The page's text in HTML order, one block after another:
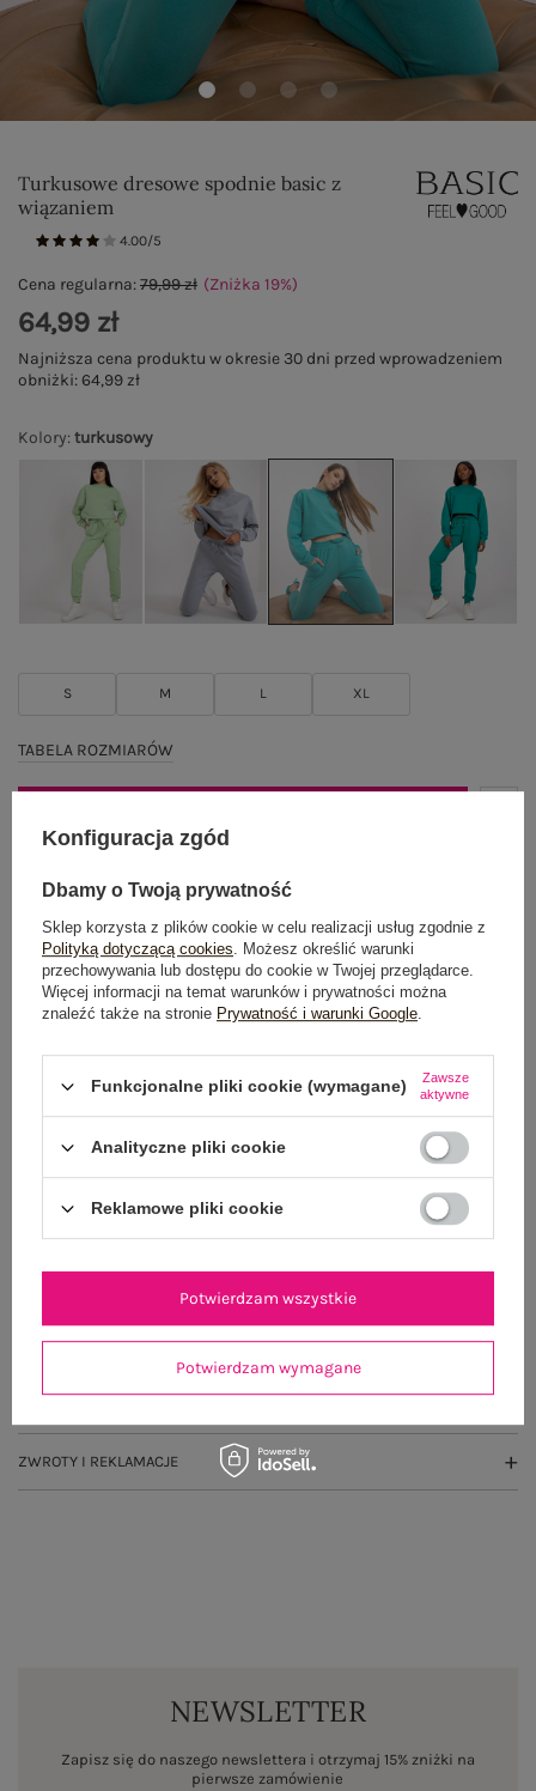
Turkusowe dresowe spodnie basic z
wiązaniem
4.00/5
Kolory:turkusowy
S M L XL
TABELA ROZMIARÓW
Cena regularna:79,99 zł (Zniżka 19%)
64,99 zł
Najniższa cena produktu w okresie 30 dni przed wprowadzeniem
obniżki:64,99 zł
Dostawa od 7,99 zł
Wysyłka wponiedziałek
OPIS PRODUKTU
OPINIE O PRODUKCIE (2)
ZWROTY I REKLAMACJE
NEWSLETTER
Zapisz się do naszego newslettera i otrzymaj 15% zniżki na
pierwsze zamówienie
Konfiguracja zgód
Dbamy o Twoją prywatność
Sklep korzysta z plików cookie w celu realizacji usług zgodnie z
Polityką dotyczącą cookies. Możesz określić warunki
przechowywania lub dostępu do cookie w Twojej przeglądarce.
Więcej informacji na temat warunków i prywatności można
znaleźć także na stronie Prywatność i warunki Google.
Funkcjonalne pliki cookie (wymagane)
Zawsze
aktywne
Analityczne pliki cookie
Reklamowe pliki cookie
Potwierdzam wymagane
Potwierdzam wszystkie